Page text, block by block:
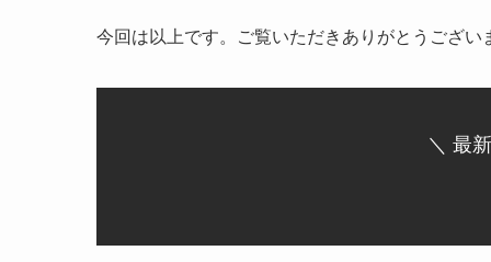
今回は以上です。ご覧いただきありがとうござい
＼ 最